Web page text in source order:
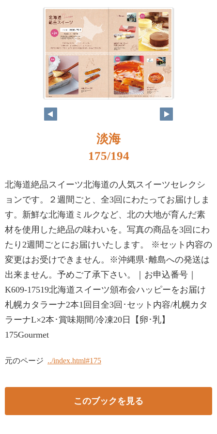
淡海
175/194
北海道絶品スイーツ北海道の人気スイーツセレクシ
ョンです。２週間ごと、全3回にわたってお届けしま
す。新鮮な北海道ミルクなど、北の大地が育んだ素
材を使用した絶品の味わいを。写真の商品を3回にわ
たり2週間ごとにお届けいたします。 ※セット内容の
変更はお受けできません。※沖縄県･離島への発送は
出来ません。予めご了承下さい。｜お申込番号｜
K609-17519北海道スイーツ頒布会ハッピーをお届け
札幌カタラーナ2本1回目全3回･セット内容/札幌カタ
ラーナL×2本･賞味期間/冷凍20日【卵･乳】
175Gourmet
元のページ ../index.html#175
このブックを見る